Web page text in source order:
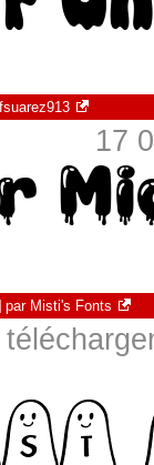
fsuarez913
17
par Misti's Fonts